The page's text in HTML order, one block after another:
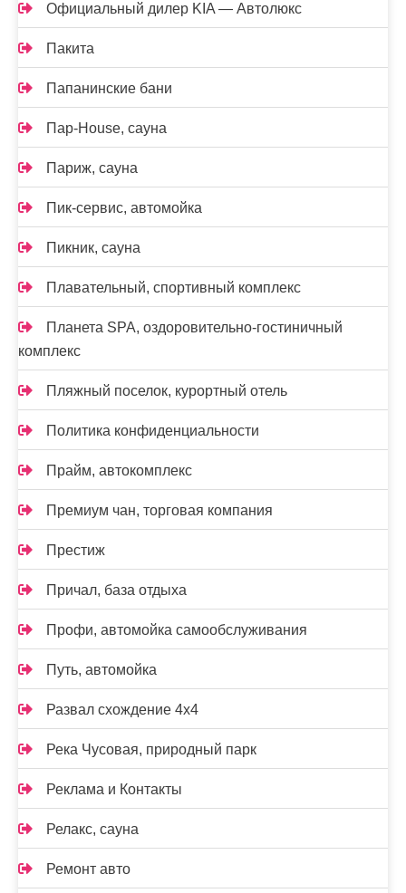
Официальный дилер KIA — Автолюкс
Пакита
Папанинские бани
Пар-House, сауна
Париж, сауна
Пик-сервис, автомойка
Пикник, сауна
Плавательный, спортивный комплекс
Планета SPA, оздоровительно-гостиничный
комплекс
Пляжный поселок, курортный отель
Политика конфиденциальности
Прайм, автокомплекс
Премиум чан, торговая компания
Престиж
Причал, база отдыха
Профи, автомойка самообслуживания
Путь, автомойка
Развал схождение 4х4
Река Чусовая, природный парк
Реклама и Контакты
Релакс, сауна
Ремонт авто